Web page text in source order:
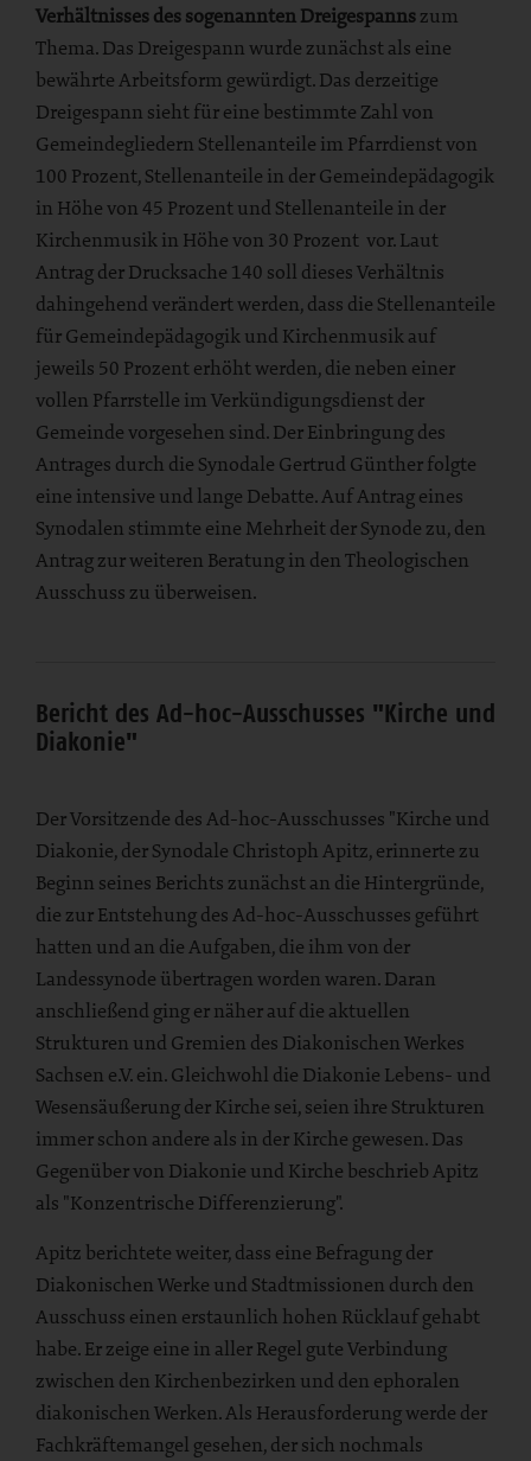
Verhältnisses des sogenannten Dreigespannszum
Thema. Das Dreigespann wurde zunächst als eine
bewährte Arbeitsform gewürdigt. Das derzeitige
Dreigespann sieht für eine bestimmte Zahl von
Gemeindegliedern Stellenanteile im Pfarrdienst von
100 Prozent, Stellenanteile in der Gemeindepädagogik
in Höhe von 45 Prozent und Stellenanteile in der
Kirchenmusik in Höhe von 30 Prozent vor. Laut
Antrag der Drucksache 140 soll dieses Verhältnis
dahingehend verändert werden, dass die Stellenanteile
für Gemeindepädagogik und Kirchenmusik auf
jeweils 50 Prozent erhöht werden, die neben einer
vollen Pfarrstelle im Verkündigungsdienst der
Gemeinde vorgesehen sind. Der Einbringung des
Antrages durch die Synodale Gertrud Günther folgte
eine intensive und lange Debatte. Auf Antrag eines
Synodalen stimmte eine Mehrheit der Synode zu, den
Antrag zur weiteren Beratung in den Theologischen
Ausschuss zu überweisen.
Bericht des Ad-hoc-Ausschusses "Kirche und
Diakonie"
Der Vorsitzende des Ad-hoc-Ausschusses "Kirche und
Diakonie, der Synodale Christoph Apitz, erinnerte zu
Beginn seines Berichts zunächst an die Hintergründe,
die zur Entstehung des Ad-hoc-Ausschusses geführt
hatten und an die Aufgaben, die ihm von der
Landessynode übertragen worden waren. Daran
anschließend ging er näher auf die aktuellen
Strukturen und Gremien des Diakonischen Werkes
Sachsen e.V. ein. Gleichwohl die Diakonie Lebens- und
Wesensäußerung der Kirche sei, seien ihre Strukturen
immer schon andere als in der Kirche gewesen. Das
Gegenüber von Diakonie und Kirche beschrieb Apitz
als "Konzentrische Differenzierung".
Apitz berichtete weiter, dass eine Befragung der
Diakonischen Werke und Stadtmissionen durch den
Ausschuss einen erstaunlich hohen Rücklauf gehabt
habe. Er zeige eine in aller Regel gute Verbindung
zwischen den Kirchenbezirken und den ephoralen
diakonischen Werken. Als Herausforderung werde der
Fachkräftemangel gesehen, der sich nochmals